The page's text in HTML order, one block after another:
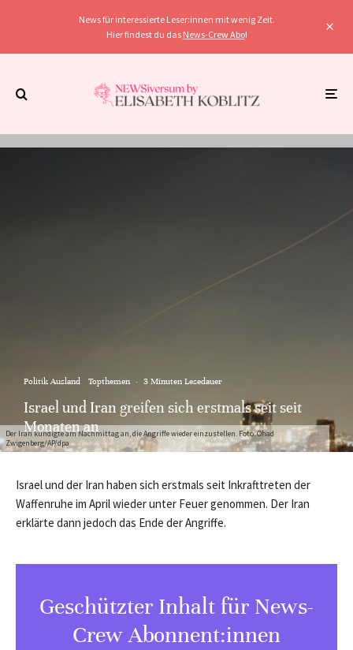
News für interessierte Leser:innen mit wenig Zeit.
Hier findest du das News-Crew Abo!
Der Iran kündigte am Nachmittag an, die Angriffe wieder einzustellen. Foto: Ohad
Zwigenberg/AP/dpa
Politik Ausland Topthemen · 3 Minuten Lesedauer
Israel und Iran greifen sich erstmals seit seit
Monaten an
Israel und der Iran haben sich erstmals seit Inkrafttreten der
Waffenruhe im April wieder unter Feuer genommen. Der Iran
erklärte dann jedoch das Ende der Angriffe.
Geschützter Inhalt für News-
Crew Abonnent:innen